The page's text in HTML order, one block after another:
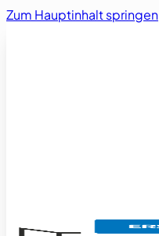
Zum Hauptinhalt springen